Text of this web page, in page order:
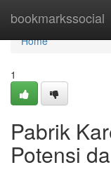
bookmarkssocial
Home
Home
1
Pabrik
Potensi